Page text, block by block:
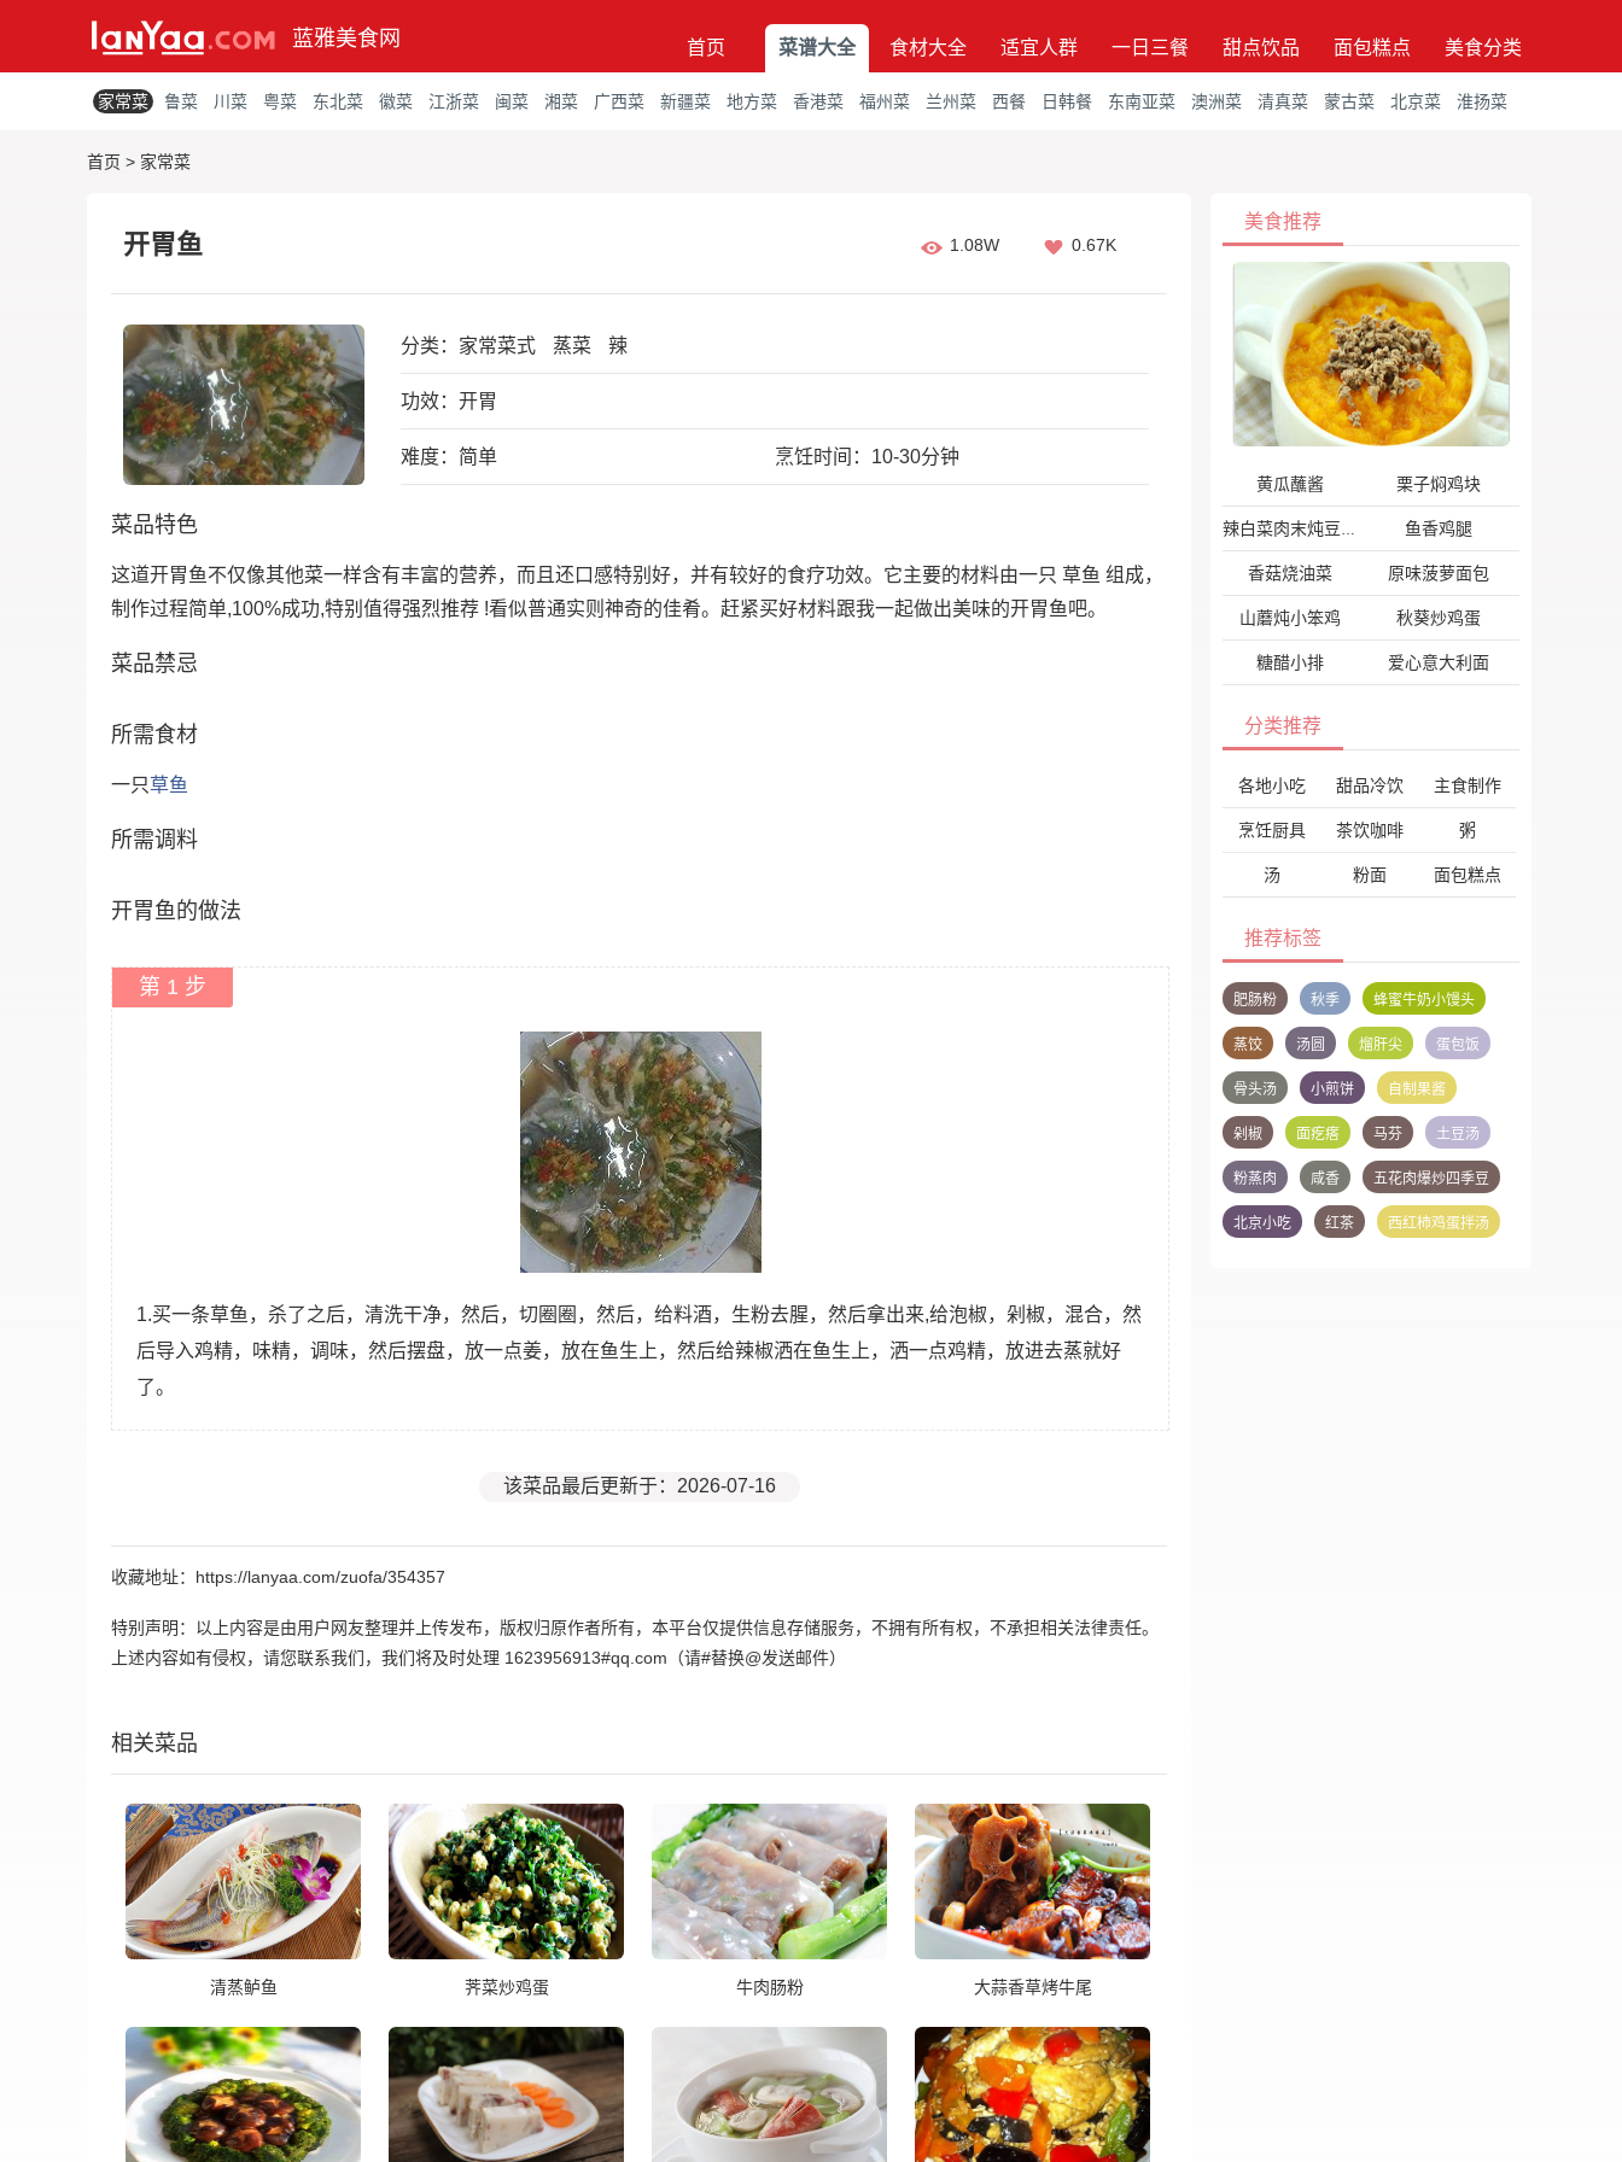
蓝雅美食网 首页 菜谱大全 食材大全 适宜人群 一日三餐 甜点饮品 面包糕点 美食分类
家常菜 鲁菜 川菜 粤菜 东北菜 徽菜 江浙菜 闽菜 湘菜 广西菜 新疆菜 地方菜 香港菜 福州菜 兰州菜 西餐 日韩餐 东南亚菜 澳洲菜 清真菜 蒙古菜 北京菜 淮扬菜
首页 > 家常菜
开胃鱼 1.08W 0.67K
分类： 家常菜式 蒸菜 辣
功效：开胃
难度：简单 烹饪时间：10-30分钟
菜品特色
这道开胃鱼不仅像其他菜一样含有丰富的营养，而且还口感特别好，并有较好的食疗功效。它主要的材料由一只 草鱼 组成，
制作过程简单,100%成功,特别值得强烈推荐 !看似普通实则神奇的佳肴。赶紧买好材料跟我一起做出美味的开胃鱼吧。
菜品禁忌
所需食材
一只草鱼
所需调料
开胃鱼的做法
第 1 步
1.买一条草鱼，杀了之后，清洗干净，然后，切圈圈，然后，给料酒，生粉去腥，然后拿出来,给泡椒，剁椒，混合，然
后导入鸡精，味精，调味，然后摆盘，放一点姜，放在鱼生上，然后给辣椒洒在鱼生上，洒一点鸡精，放进去蒸就好
了。
该菜品最后更新于：2026-07-16
收藏地址：https://lanyaa.com/zuofa/354357
特别声明：以上内容是由用户网友整理并上传发布，版权归原作者所有，本平台仅提供信息存储服务，不拥有所有权，不承担相关法律责任。
上述内容如有侵权，请您联系我们，我们将及时处理 1623956913#qq.com（请#替换@发送邮件）
相关菜品
清蒸鲈鱼 荠菜炒鸡蛋 牛肉肠粉 大蒜香草烤牛尾
美食推荐
黄瓜蘸酱 栗子焖鸡块
辣白菜肉末炖豆腐 鱼香鸡腿
香菇烧油菜 原味菠萝面包
山蘑炖小笨鸡 秋葵炒鸡蛋
糖醋小排 爱心意大利面
分类推荐
各地小吃 甜品冷饮 主食制作
烹饪厨具 茶饮咖啡 粥
汤 粉面 面包糕点
推荐标签
肥肠粉 秋季 蜂蜜牛奶小馒头
蒸饺 汤圆 熘肝尖 蛋包饭
骨头汤 小煎饼 自制果酱
剁椒 面疙瘩 马芬 土豆汤
粉蒸肉 咸香 五花肉爆炒四季豆
北京小吃 红茶 西红柿鸡蛋拌汤